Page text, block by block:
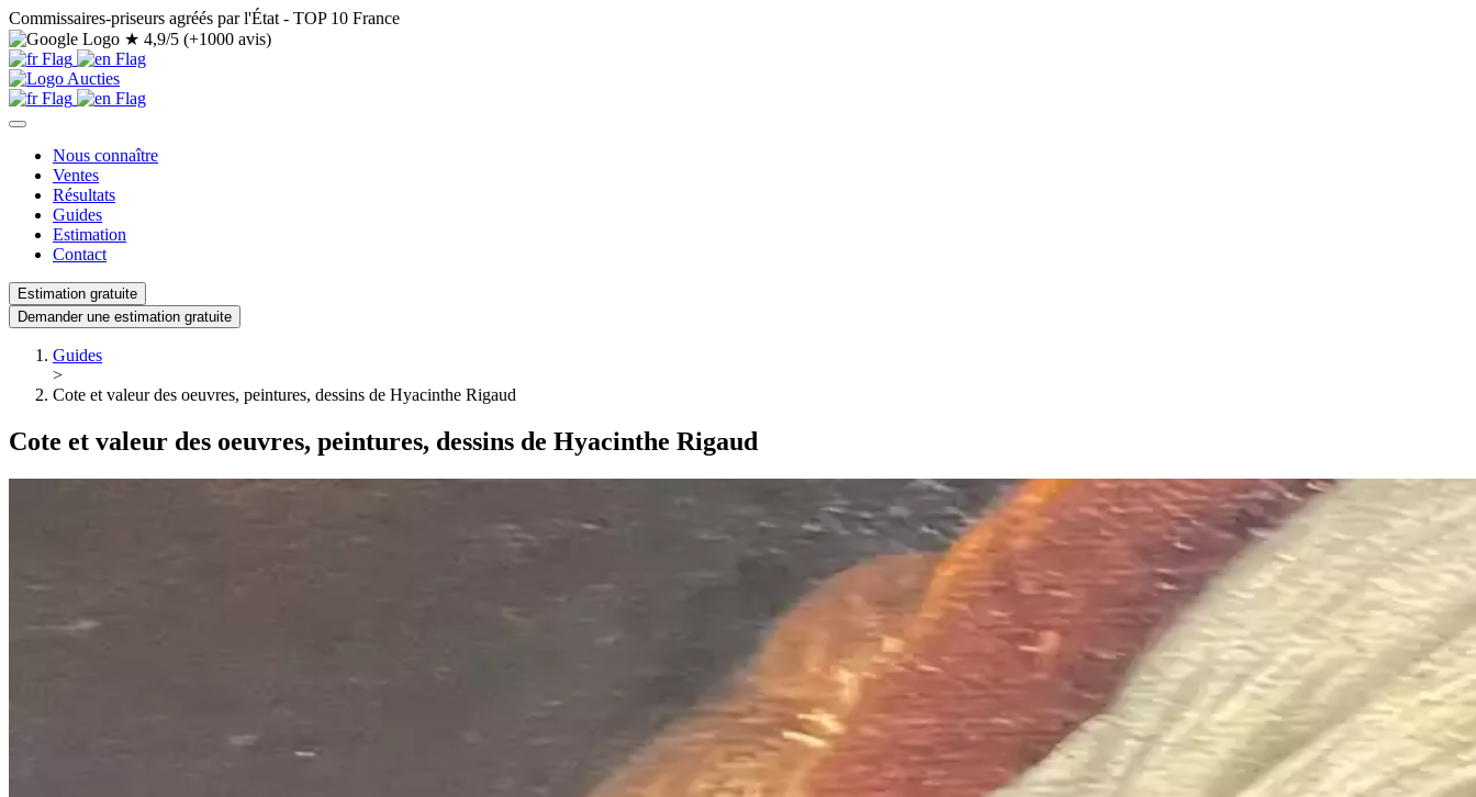
Commissaires-priseurs agréés par l'État - TOP 10 France
★ 4,9/5 (+1000 avis)
Nous connaître
Ventes
Résultats
Guides
Estimation
Contact
Estimation gratuite
Demander une estimation gratuite
Guides
>
Cote et valeur des oeuvres, peintures, dessins de Hyacinthe Rigaud
Cote et valeur des oeuvres, peintures, dessins de Hyacinthe Rigaud